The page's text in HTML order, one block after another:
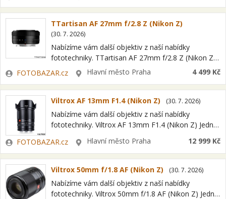
TTartisan AF 27mm f/2.8 Z (Nikon Z)
(30. 7. 2026)
Nabízíme vám další objektiv z naší nabídky
fototechniky. TTartisan AF 27mm f/2.8 Z (Nikon Z)
Jedná se o položku OPEN BOX = nový kus s plnou
zárukou a…
Zadavatel
FOTOBAZAR.cz LokalitaHlavní město Praha 4 499 Kč
Viltrox AF 13mm F1.4 (Nikon Z) (30. 7. 2026)
Nabízíme vám další objektiv z naší nabídky
fototechniky. Viltrox AF 13mm F1.4 (Nikon Z) Jedná
zárukou a možností…
Zadavatel
FOTOBAZAR.cz LokalitaHlavní město Praha 12 999 Kč
Viltrox 50mm f/1.8 AF (Nikon Z) (30. 7. 2026)
Nabízíme vám další objektiv z naší nabídky
fototechniky. Viltrox 50mm f/1.8 AF (Nikon Z) Jedná